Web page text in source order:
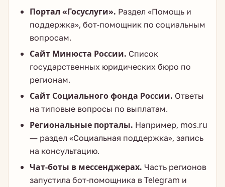
Портал «Госуслуги». Раздел «Помощь и
поддержка», бот-помощник по социальным
вопросам.
Сайт Минюста России. Список
государственных юридических бюро по
регионам.
Сайт Социального фонда России. Ответы
на типовые вопросы по выплатам.
Региональные порталы. Например, mos.ru
— раздел «Социальная поддержка», запись
на консультацию.
Чат-боты в мессенджерах. Часть регионов
запустила бот-помощника в Telegram и